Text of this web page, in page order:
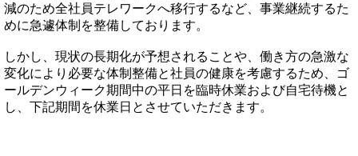
減のため全社員テレワークへ移行するなど、事業継続するた
めに急遽体制を整備しております。
しかし、現状の長期化が予想されることや、働き方の急激な
変化により必要な体制整備と社員の健康を考慮するため、ゴ
ールデンウィーク期間中の平日を臨時休業および自宅待機と
し、下記期間を休業日とさせていただきます。